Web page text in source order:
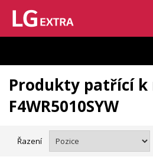
Vzhledem k aktuální situaci se může
zpozdit. Děkujeme
Produkty patřící k
F4WR5010SYW
Řazení